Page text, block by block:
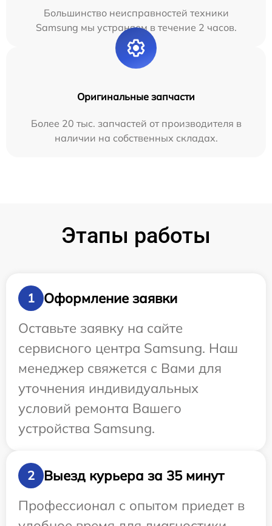
Большинство неисправностей техники
Samsung мы устраняем в течение 2 часов.
Оригинальные запчасти
Более 20 тыс. запчастей от производителя в
наличии на собственных складах.
Этапы работы
1
Оформление заявки
Оставьте заявку на сайте
сервисного центра Samsung. Наш
менеджер свяжется с Вами для
уточнения индивидуальных
условий ремонта Вашего
устройства Samsung.
2
Выезд курьера за 35 минут
Профессионал с опытом приедет в